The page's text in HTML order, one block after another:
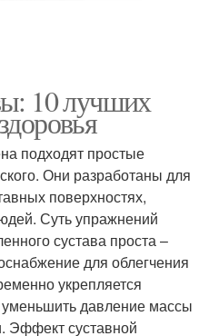
10 лучших
подходят простые
Они разработаны для
поверхностях,
Суть упражнений
сустава проста –
для облегчения
укрепляется
уменьшить давление массы
Эффект суставной